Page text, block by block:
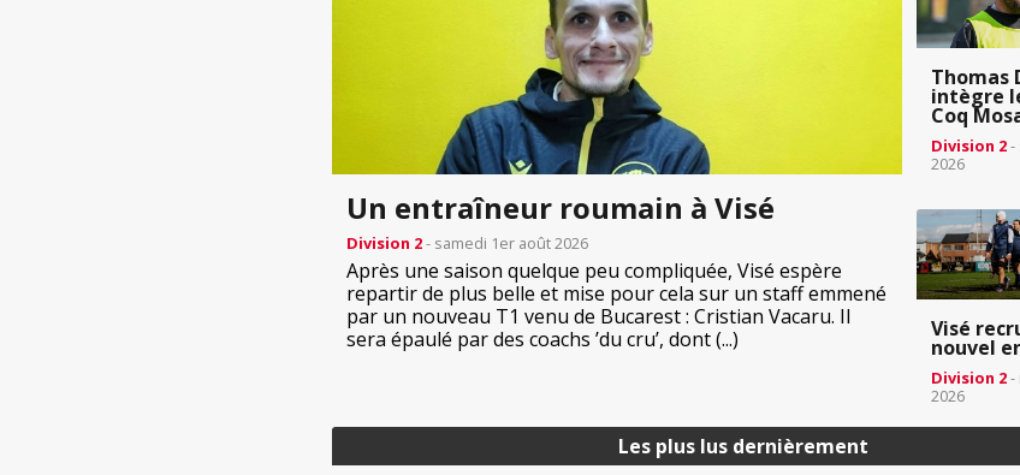
Un entraîneur roumain à Visé
Division 2- samedi 1er août 2026
Après une saison quelque peu compliquée, Visé espère
repartir de plus belle et mise pour cela sur un staff emmené
par un nouveau T1 venu de Bucarest : Cristian Vacaru. Il
sera épaulé par des coachs ’du cru’, dont (...)
Thomas
intègre
Coq
Division 2-
2026
Visé
nouvel
Division 2-
2026
Les plus lus dernièrement